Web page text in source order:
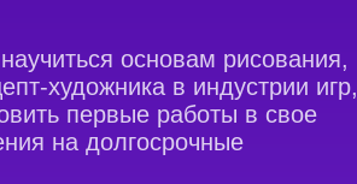
основам рисования,
художника в индустрии игр,
первые работы в свое
на долгосрочные